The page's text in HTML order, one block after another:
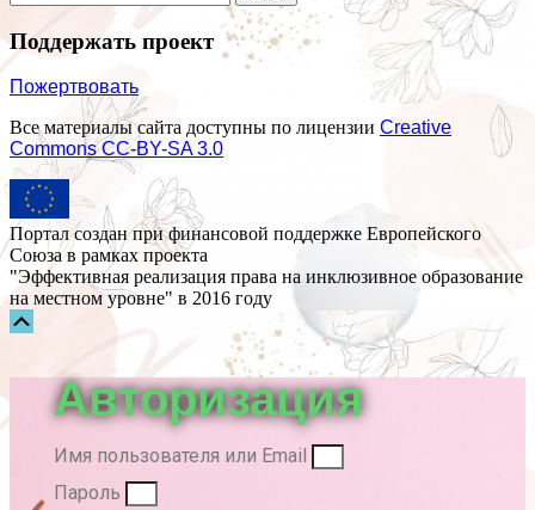
Поддержать проект
Пожертвовать
Все материалы сайта доступны по лицензии Creative
Commons СС-BY-SA 3.0
Портал создан при финансовой поддержке Европейского
Союза в рамках проекта
"Эффективная реализация права на инклюзивное образование
на местном уровне" в 2016 году
Прокрутка
Авторизация
Имя пользователя или Email
Пароль